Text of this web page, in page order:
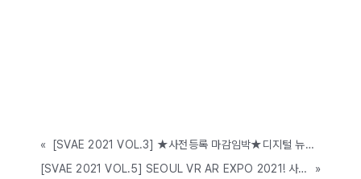
«
[SVAE 2021 VOL.3] ★사전등록 마감임박★디지털 뉴딜로 인한 VR·AR산업의 변화는? 6월, SEOUL VR·AR EXPO에서 확인해보세요!(6.16 ~ 18, COEX)
[SVAE 2021 VOL.5] SEOUL VR AR EXPO 2021! 사회 전분야에 확산되고 있는 디지털 뉴딜의 성장동력 VR AR기술을 만나보세요!(6.16~18,COEX)
»